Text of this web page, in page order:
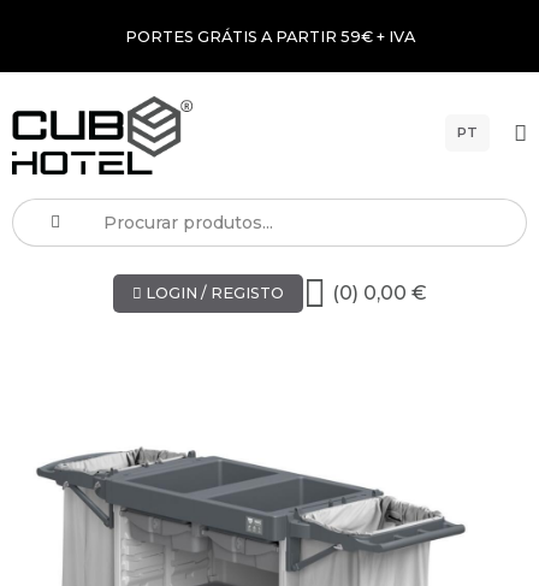
PORTES GRÁTIS A PARTIR 59€ + IVA
PT
LOGIN / REGISTO (0) 0,00 €